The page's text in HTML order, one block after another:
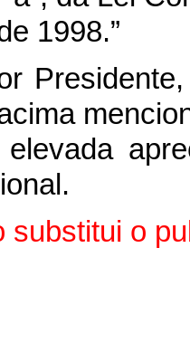
1998.”
substitui o